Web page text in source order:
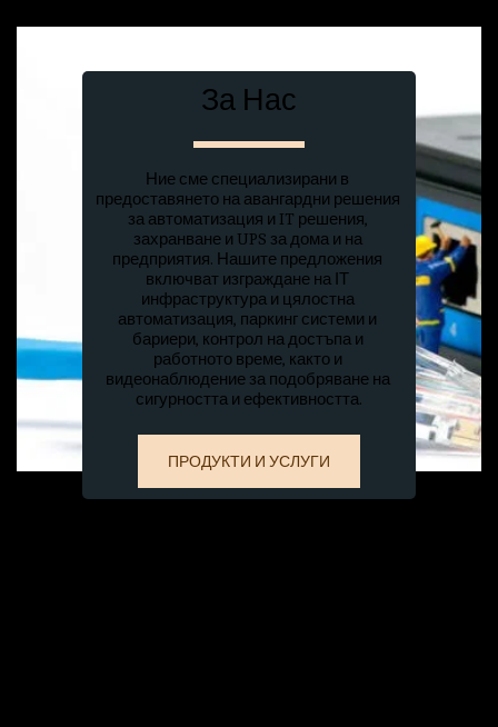
За Нас
Ние сме специализирани в
предоставянето на авангардни решения
за автоматизация и IT решения,
захранване и UPS за дома и на
предприятия. Нашите предложения
включват изграждане на ΙΤ
инфраструктура и цялостна
автоматизация, паркинг системи и
бариери, контрол на достъпа и
работното време, както и
видеонаблюдение за подобряване на
сигурността и ефективността.
ПРОДУКТИ И УСЛУГИ